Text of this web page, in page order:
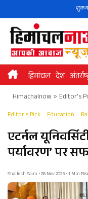
to
content
हिमांचल देश
Himachalnow» Editor's
Editor's Pick Education
एटर्नल
पर्यावरण’ पर
Shailesh Saini • 26 Nov 2025 • 1 Min